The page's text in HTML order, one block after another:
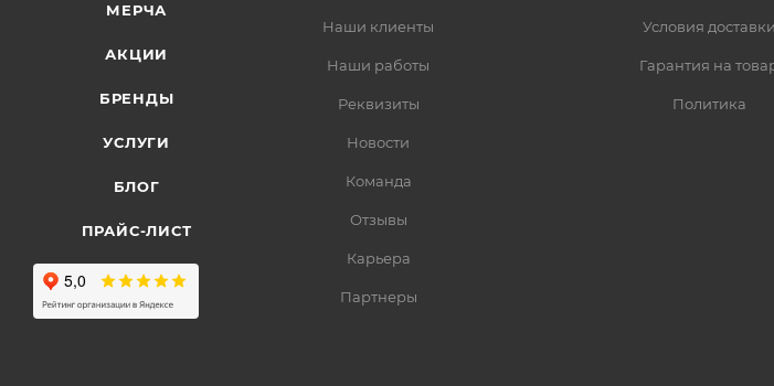
МЕРЧА
АКЦИИ
БРЕНДЫ
УСЛУГИ
БЛОГ
ПРАЙС-ЛИСТ
Наши клиенты
Наши работы
Реквизиты
Новости
Команда
Отзывы
Карьера
Партнеры
Условия доставки
Гарантия на
Политика